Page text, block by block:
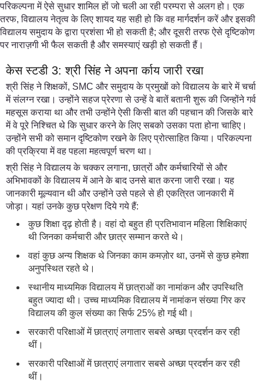
परिकल्पना में ऐसे सुधार शामिल हों जो चली आ रही परम्परा से अलग हो। एक
तरफ, विद्यालय नेतृत्व के लिए शायद यह सही हो कि वह मार्गदर्शन करें और इसकी
विद्यालय समुदाय के द्वारा प्रशंसा भी हो सकती है; और दूसरी तरफ ऐसे दृष्टिकोण
पर नाराज़गी भी फैल सकती है और समस्याएं खड़ी हो सकती हैं।
केस स्टडी 3: श्री सिंह ने अपना र्काय जारी रखा
श्री सिंह ने शिक्षकों, SMC और समुदाय के प्रमुखों को विद्यालय के बारे में चर्चा
में संलग्न रखा। उन्होंने सहज प्रेरणा से उन्हें वे बातें बतानी शुरू की जिन्होंने गर्व
महसूस कराया था और तभी उन्होंने ऐसी किसी बात की पहचान की जिसके बारे
में वे पूरे निश्चित थे कि सुधार करने के लिए सबको उसका पता होना चाहिए।
उन्होंने सभी को समान दृष्टिकोण रखने के लिए प्रोत्साहित किया। परिकल्पना
की प्रक्रिया में वह पहला महत्वपूर्ण चरण था।
श्री सिंह ने विद्यालय के चक्कर लगाना, छात्रों और कर्मचारियों से और
अभिभावकों के विद्यालय में आने के बाद उनसे बात करना जारी रखा। यह
जानकारी मूल्यवान थी और उन्होंने उसे पहले से ही एकत्रित जानकारी में
जोड़ा। यहां उनके कुछ प्रेक्षण दिये गये हैं:
कुछ शिक्षा दृढ़ होती है। वहां दो बहुत ही प्रतिभावान महिला शिक्षिकाएं
थी जिनका कर्मचारी और छात्र सम्मान करते थे।
वहां कुछ अन्य शिक्षक थे जिनका काम कमज़ोर था, उनमें से कुछ हमेशा
अनुपस्थित रहते थे।
स्थानीय माध्यमिक विद्यालय में छात्राओं का नामांकन और उपस्थिति
बहुत ज्यादा थी। उच्च माध्यमिक विद्यालय में नामांकन संख्या गिर कर
विद्यालय की कुल संख्या का सिर्फ 25% हो गई थी।
सरकारी परिक्षाओं में छात्राएं लगातार सबसे अच्छा प्रदर्शन कर रही
थीं।
सरकारी परिक्षाओं में छात्राएं लगातार सबसे अच्छा प्रदर्शन कर रही
थीं।